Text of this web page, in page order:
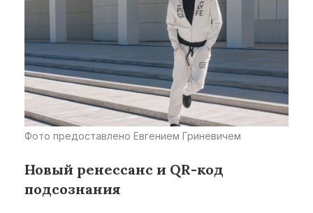
Фото предоставлено Евгением Гриневичем
Новый ренессанс и QR-код
подсознания